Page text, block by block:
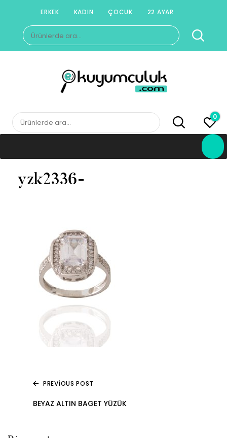
content
ERKEK KADIN ÇOCUK 22 AYAR
Ara:
E-KUYUMCULUK
Herkesin Kuyumcusu
Ara: 0
yzk2336-
PREVIOUS POST
BEYAZ ALTIN BAGET YÜZÜK